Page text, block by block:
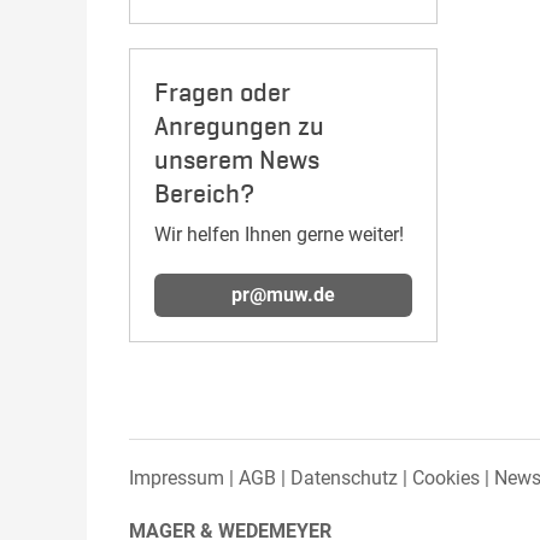
Fragen oder
Anregungen zu
unserem News
Bereich?
Wir helfen Ihnen gerne weiter!
pr@muw.de
Impressum AGB Datenschutz Cookies
MAGER & WEDEMEYER